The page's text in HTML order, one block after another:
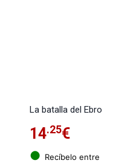
La batalla del Ebro
14.25€
● Recíbelo entre